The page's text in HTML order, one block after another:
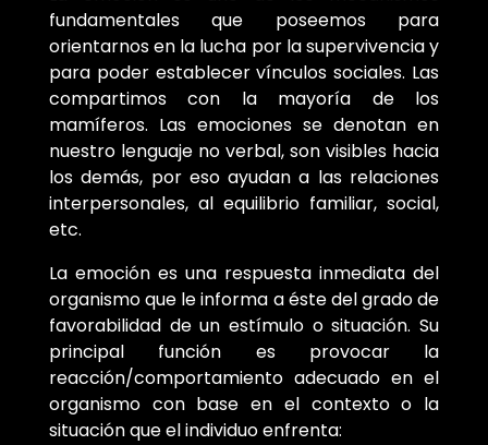
fundamentales que poseemos para
orientarnos en la lucha por la supervivencia y
para poder establecer vínculos sociales. Las
compartimos con la mayoría de los
mamíferos. Las emociones se denotan en
nuestro lenguaje no verbal, son visibles hacia
los demás, por eso ayudan a las relaciones
interpersonales, al equilibrio familiar, social,
etc.
La emoción es una respuesta inmediata del
organismo que le informa a éste del grado de
favorabilidad de un estímulo o situación. Su
principal función es provocar la
reacción/comportamiento adecuado en el
organismo con base en el contexto o la
situación que el individuo enfrenta: